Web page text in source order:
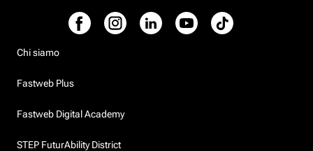
Chi siamo
Fastweb Plus
Fastweb Digital Academy
STEP FuturAbility District